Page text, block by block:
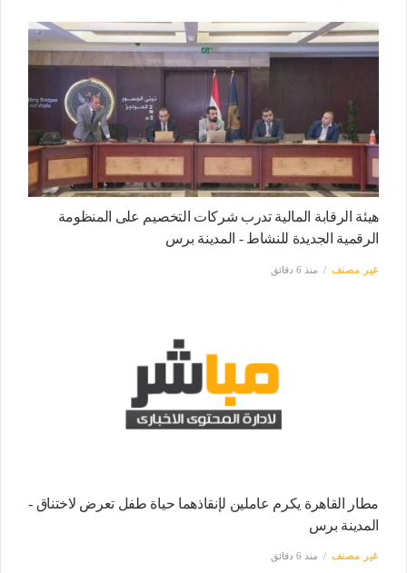
هيئة الرقابة المالية تدرب شركات التخصيم على المنظومة
الرقمية الجديدة للنشاط - المدينة برس
غير مصنف منذ 6 دقائق
مطار القاهرة يكرم عاملين لإنقاذهما حياة طفل تعرض لاختناق -
المدينة برس
غير مصنف منذ 6 دقائق